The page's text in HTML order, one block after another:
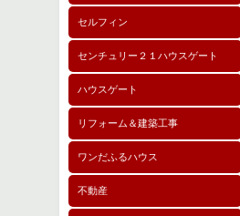
セルフィン
センチュリー２１ハウスゲート
ハウスゲート
リフォーム＆建築工事
ワンだふるハウス
不動産